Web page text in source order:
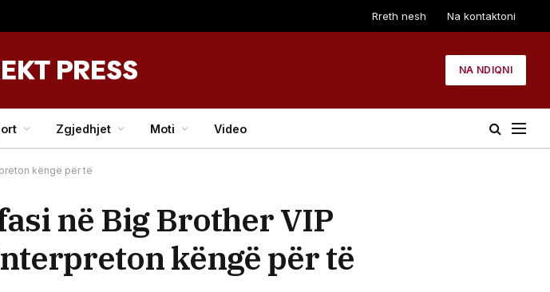
Rreth nesh Na kontaktoni
NA NDIQNI
Zgjedhjet Moti Video
këngë për të
në Big Brother VIP
këngë për të